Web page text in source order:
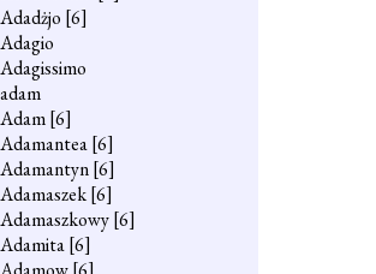
Adadżjo [6]
Adagio
Adagissimo
adam
Adam[6]
Adamantea[6]
Adamantyn[6]
Adamaszek[6]
Adamaszkowy[6]
Adamita[6]